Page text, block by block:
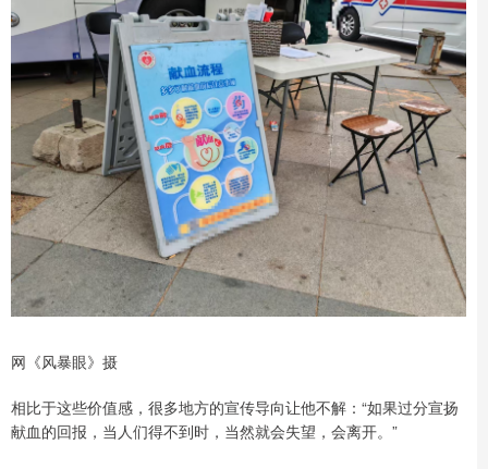
网《风暴眼》摄
相比于这些价值感，很多地方的宣传导向让他不解：“如果过分宣扬
献血的回报，当人们得不到时，当然就会失望，会离开。”